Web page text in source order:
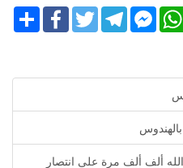
ShareFacebookTwitter
TelegramFacebook
Messenger
الله ألف ألف مرة على انتصار